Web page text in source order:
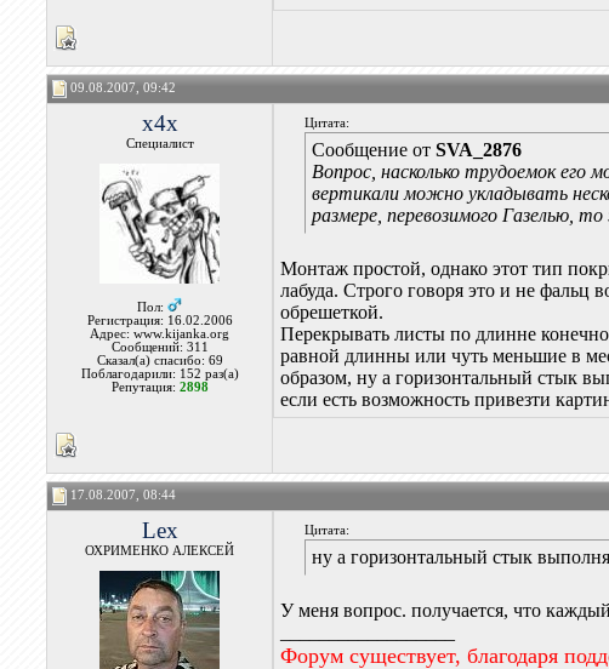
09.08.2007, 09:42
x4x
Специалист
Пол:
Регистрация: 16.02.2006
Адрес: www.kijanka.org
Сообщений: 311
Сказал(а) спасибо: 69
Поблагодарили: 152 раз(а)
Репутация: 2898
Цитата:
Сообщение отSVA_2876
Вопрос, насколько трудоемок
вертикали можно укладывать
размере, перевозимого Газелью,
Монтаж простой, однако этот тип
лабуда. Строго говоря это и не фальц
обрешеткой.
Перекрывать листы по длинне
равной длинны или чуть меньшие в
образом, ну а горизонтальный стык
если есть возможность привезти
17.08.2007, 08:44
Lex
ОХРИМЕНКО АЛЕКСЕЙ
Цитата:
ну а горизонтальный стык
У меня вопрос. получается, что
Форум существует, благодаря